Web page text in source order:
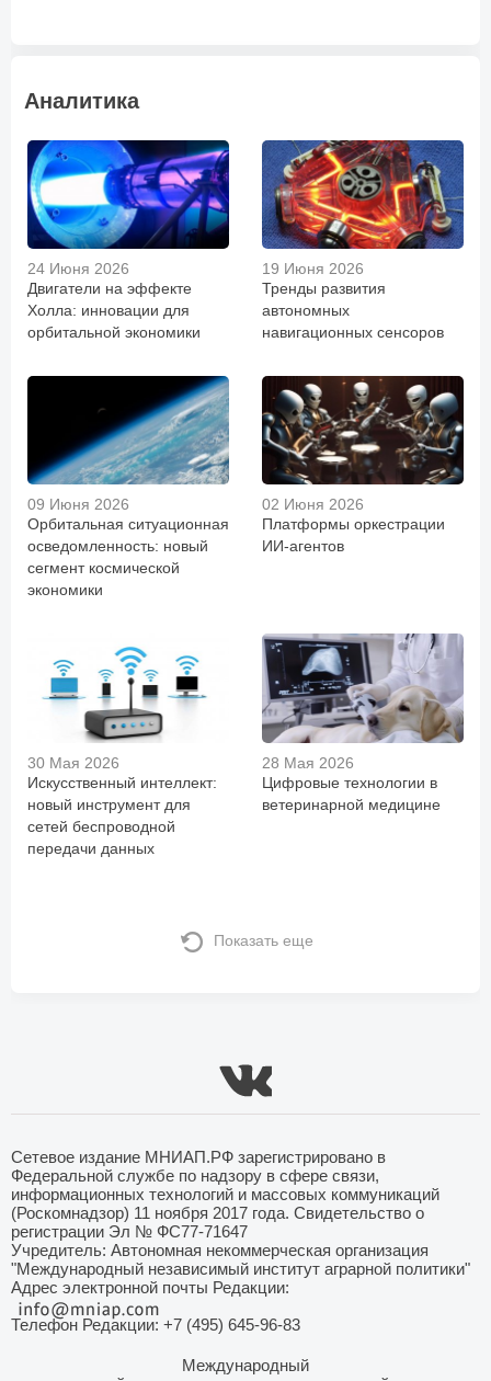
Аналитика
24 Июня 2026
Двигатели на эффекте
Холла: инновации для
орбитальной экономики
19 Июня 2026
Тренды развития
автономных
навигационных сенсоров
09 Июня 2026
Орбитальная ситуационная
осведомленность: новый
сегмент космической
экономики
02 Июня 2026
Платформы оркестрации
ИИ-агентов
30 Мая 2026
Искусственный интеллект:
новый инструмент для
сетей беспроводной
передачи данных
28 Мая 2026
Цифровые технологии в
ветеринарной медицине
Показать еще
Сетевое издание МНИАП.РФ зарегистрировано в
Федеральной службе по надзору в сфере связи,
информационных технологий и массовых коммуникаций
(Роскомнадзор) 11 ноября 2017 года. Свидетельство о
регистрации Эл № ФС77-71647
Учредитель: Автономная некоммерческая организация
"Международный независимый институт аграрной политики"
Адрес электронной почты Редакции:
Телефон Редакции: +7 (495) 645-96-83
Международный